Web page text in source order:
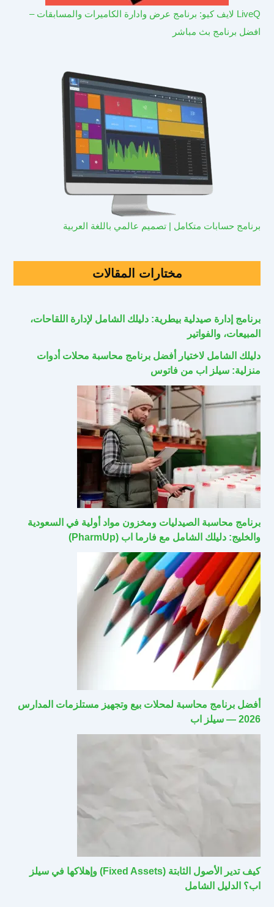
LiveQ لايف كيو: برنامج عرض وادارة الكاميرات والمسابقات –
افضل برنامج بث مباشر
برنامج حسابات متكامل | تصميم عالمي باللغة العربية
مختارات المقالات
برنامج إدارة صيدلية بيطرية: دليلك الشامل لإدارة اللقاحات،
المبيعات، والفواتير
دليلك الشامل لاختيار أفضل برنامج محاسبة محلات أدوات
منزلية: سيلز اب من فاتوس
برنامج محاسبة الصيدليات ومخزون مواد أولية في السعودية
والخليج: دليلك الشامل مع فارما اب (PharmUp)
أفضل برنامج محاسبة لمحلات بيع وتجهيز مستلزمات المدارس
2026 — سيلز اب
كيف تدير الأصول الثابتة (Fixed Assets) وإهلاكها في سيلز
اب؟ الدليل الشامل